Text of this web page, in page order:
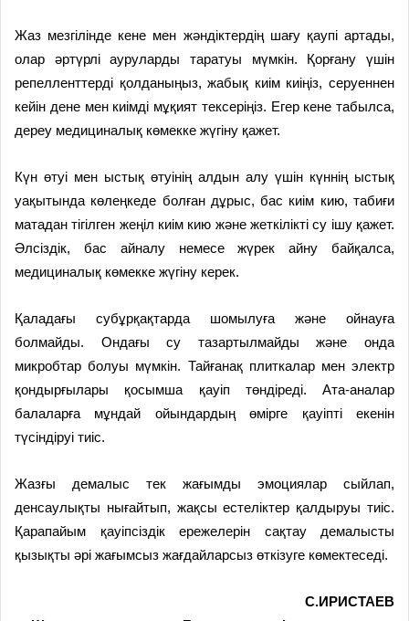
Жаз мезгілінде кене мен жәндіктердің шағу қаупі артады,
олар әртүрлі ауруларды таратуы мүмкін. Қорғану үшін
репелленттерді қолданыңыз, жабық киім киіңіз, серуеннен
кейін дене мен киімді мұқият тексеріңіз. Егер кене табылса,
дереу медициналық көмекке жүгіну қажет.
Күн өтуі мен ыстық өтуінің алдын алу үшін күннің ыстық
уақытында көлеңкеде болған дұрыс, бас киім кию, табиғи
матадан тігілген жеңіл киім кию және жеткілікті су ішу қажет.
Әлсіздік, бас айналу немесе жүрек айну байқалса,
медициналық көмекке жүгіну керек.
Қаладағы субұрқақтарда шомылуға және ойнауға
болмайды. Ондағы су тазартылмайды және онда
микробтар болуы мүмкін. Тайғанақ плиткалар мен электр
қондырғылары қосымша қауіп төндіреді. Ата-аналар
балаларға мұндай ойындардың өмірге қауіпті екенін
түсіндіруі тиіс.
Жазғы демалыс тек жағымды эмоциялар сыйлап,
денсаулықты нығайтып, жақсы естеліктер қалдыруы тиіс.
Қарапайым қауіпсіздік ережелерін сақтау демалысты
қызықты әрі жағымсыз жағдайларсыз өткізуге көмектеседі.
С.ИРИСТАЕВ